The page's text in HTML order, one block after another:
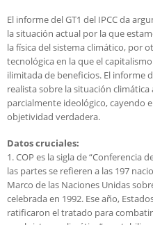
El informe del GT1 del IPCC da
la situación actual por la que
la física del sistema climático, por
tecnológica en la que el
ilimitada de beneficios. El informe
realista sobre la situación
parcialmente ideológico, cayendo
objetividad verdadera.
Datos cruciales:
1. COP es la sigla de “Conferencia
las partes se refieren a las 197
Marco de las Naciones Unidas
celebrada en 1992. Ese año,
ratificaron el tratado para